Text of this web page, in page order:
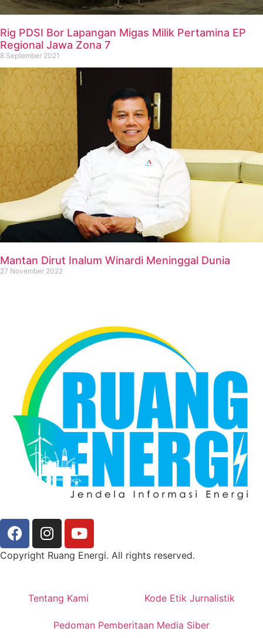
Rig PDSI Bor Lapangan Migas Milik Pertamina EP
Regional Jawa Zona 7
8 September 2021
Mantan Dirut Inalum Winardi Meninggal Dunia
27 November 2022
Copyright Ruang Energi. All rights reserved.
Tentang Kami Kode Etik Jurnalistik
Pedoman Pemberitaan Media Siber